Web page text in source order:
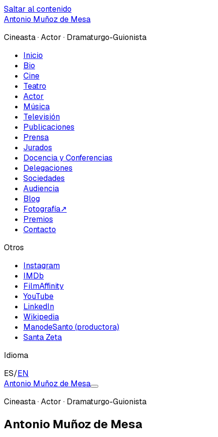
Saltar al contenido
Antonio Muñoz de Mesa
Cineasta · Actor · Dramaturgo-Guionista
Inicio
Bio
Cine
Teatro
Actor
Música
Televisión
Publicaciones
Prensa
Jurados
Docencia y Conferencias
Delegaciones
Sociedades
Audiencia
Blog
Fotografía↗
Premios
Contacto
Otros
Instagram
IMDb
FilmAffinity
YouTube
LinkedIn
Wikipedia
ManodeSanto (productora)
Santa Zeta
Idioma
ES/EN
Antonio Muñoz de Mesa
Cineasta · Actor · Dramaturgo-Guionista
Antonio Muñoz de Mesa